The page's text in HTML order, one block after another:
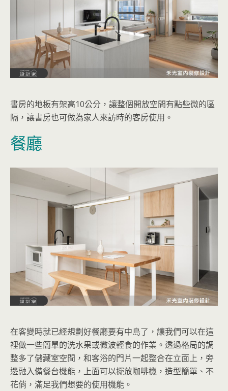
書房的地板有架高10公分，讓整個開放空間有點些微的區
隔，讓書房也可做為家人來訪時的客房使用。
餐廳
在客變時就已經規劃好餐廳要有中島了，讓我們可以在這
裡做一些簡單的洗水果或微波輕食的作業。透過格局的調
整多了儲藏室空間，和客浴的門片一起整合在立面上，旁
邊融入備餐台機能，上面可以擺放咖啡機，造型簡單、不
花俏，滿足我們想要的使用機能。